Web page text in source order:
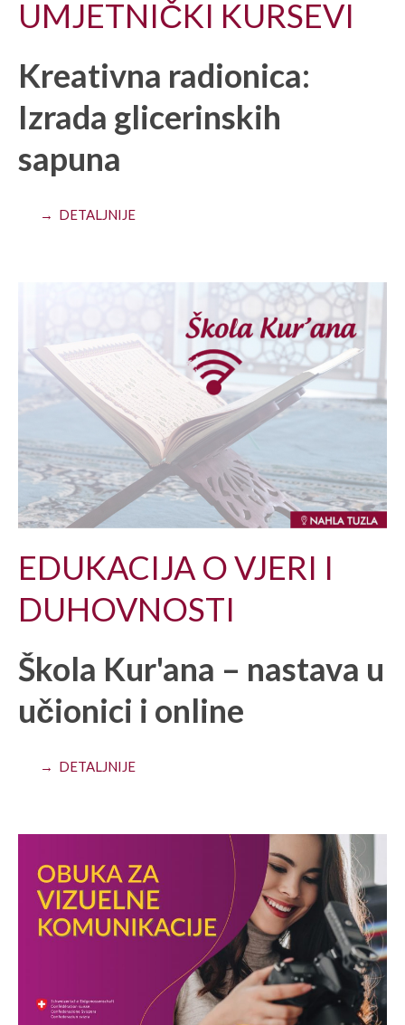
UMJETNIČKI KURSEVI
Kreativna radionica:
Izrada glicerinskih
sapuna
→ DETALJNIJE
EDUKACIJA O VJERI I
DUHOVNOSTI
Škola Kur'ana – nastava u
učionici i online
→ DETALJNIJE